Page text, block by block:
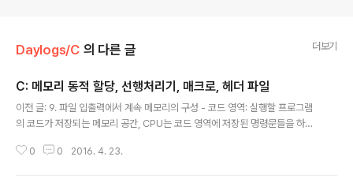
Daylogs/C 의 다른 글 더보기
C: 메모리 동적 할당, 선행처리기, 매크로, 헤더 파일
이전 글: 9. 파일 입출력에서 계속 메모리의 구성 - 코드 영역: 실행할 프로그램
의 코드가 저장되는 메모리 공간, CPU는 코드 영역에 저장된 명령문들을 하나
변수가 할당. 프로그램 종료 시까지 남는다. - 스택 영역: 지역변수와 매개변수
0 0 2016. 4. 23.